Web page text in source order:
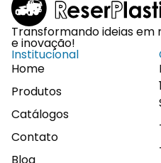
Transformando ideias em
e inovação!
Institucional
Home
Produtos
Catálogos
Contato